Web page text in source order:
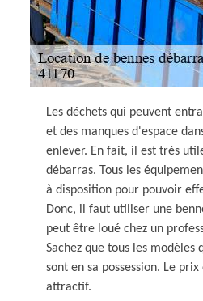
Les déchets qui peuvent
et des manques d'espace
enlever. En fait, il est très
débarras. Tous les
à disposition pour pouvoir
Donc, il faut utiliser une
peut être loué chez un
Sachez que tous les modèles
sont en sa possession. Le
attractif.